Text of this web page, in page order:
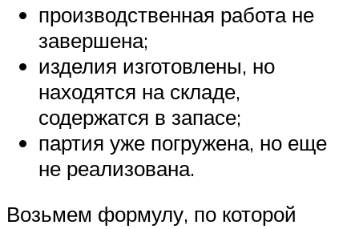
производственная работа не
завершена;
изделия изготовлены, но
находятся на складе,
содержатся в запасе;
партия уже погружена, но еще
не реализована.
Возьмем формулу, по которой